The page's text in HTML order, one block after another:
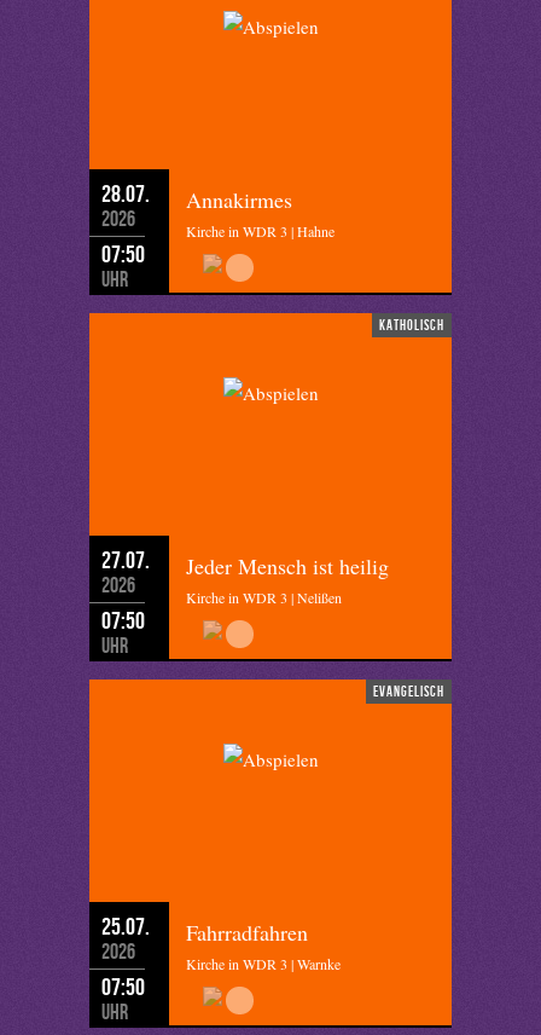
28.07.
2026
07:50
Uhr
Annakirmes
Kirche in WDR 3 | Hahne
katholisch
27.07.
2026
07:50
Uhr
Jeder Mensch ist heilig
Kirche in WDR 3 | Nelißen
evangelisch
25.07.
2026
07:50
Uhr
Fahrradfahren
Kirche in WDR 3 | Warnke